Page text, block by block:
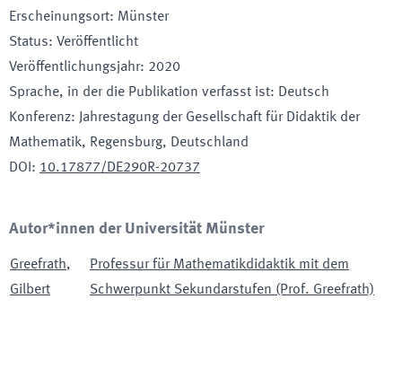
Erscheinungsort: Münster
Status: Veröffentlicht
Veröffentlichungsjahr: 2020
Sprache, in der die Publikation verfasst ist: Deutsch
Konferenz:
Jahrestagung der Gesellschaft für Didaktik der
Mathematik, Regensburg, Deutschland
DOI : 10.17877/DE290R-20737
Autor*innen der Universität Münster
Greefrath,
Gilbert
Professur für Mathematikdidaktik mit dem
Schwerpunkt Sekundarstufen (Prof. Greefrath)